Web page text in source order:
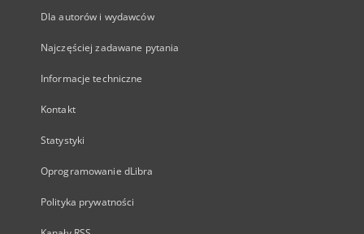
Dla autorów i wydawców
Najczęściej zadawane pytania
Informacje techniczne
Kontakt
Statystyki
Oprogramowanie dLibra
Polityka prywatności